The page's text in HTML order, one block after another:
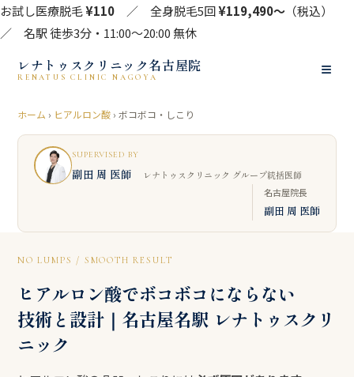
お試し医療脱毛¥110 ／ 全身脱毛5回¥119,490〜 （税込）
／ 名駅 徒歩3分・11:00〜20:00 無休
レナトゥスクリニック名古屋院
RENATUS CLINIC NAGOYA ≡
ホーム › ヒアルロン酸 › ボコボコ・しこり
SUPERVISED BY
副田 周 医師
レナトゥスクリニック グループ統括医師
名古屋院長
副田 周 医師
NO LUMPS / SMOOTH RESULT
ヒアルロン酸でボコボコにならない
技術と設計｜名古屋名駅 レナトゥスクリ
ニック